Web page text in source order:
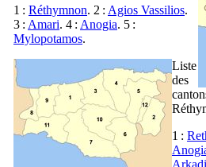
1 : Réthymnon. 2 : Agios Vassilios.
3 : Amari. 4 : Anogia. 5 :
Mylopotamos.
Liste
des
1 :